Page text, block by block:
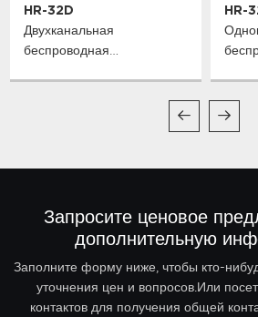
HR-32D
Двухканальная
беспроводная
HR-
Запросите ценовое
дополнительную
Заполните форму ниже, чтобы кто-
уточнения цен и вопросов.Или
контактов для получения общей